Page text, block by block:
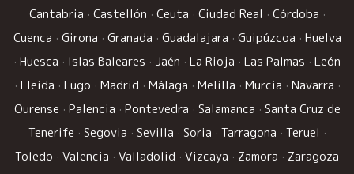
Cantabria · Castellón · Ceuta · Ciudad Real · Córdoba ·
Cuenca · Girona · Granada · Guadalajara · Guipúzcoa · Huelva
· Huesca · Islas Baleares · Jaén · La Rioja · Las Palmas · León
· Lleida · Lugo · Madrid · Málaga · Melilla · Murcia · Navarra ·
Ourense · Palencia · Pontevedra · Salamanca · Santa Cruz de
Tenerife · Segovia · Sevilla · Soria · Tarragona · Teruel ·
Toledo · Valencia · Valladolid · Vizcaya · Zamora · Zaragoza